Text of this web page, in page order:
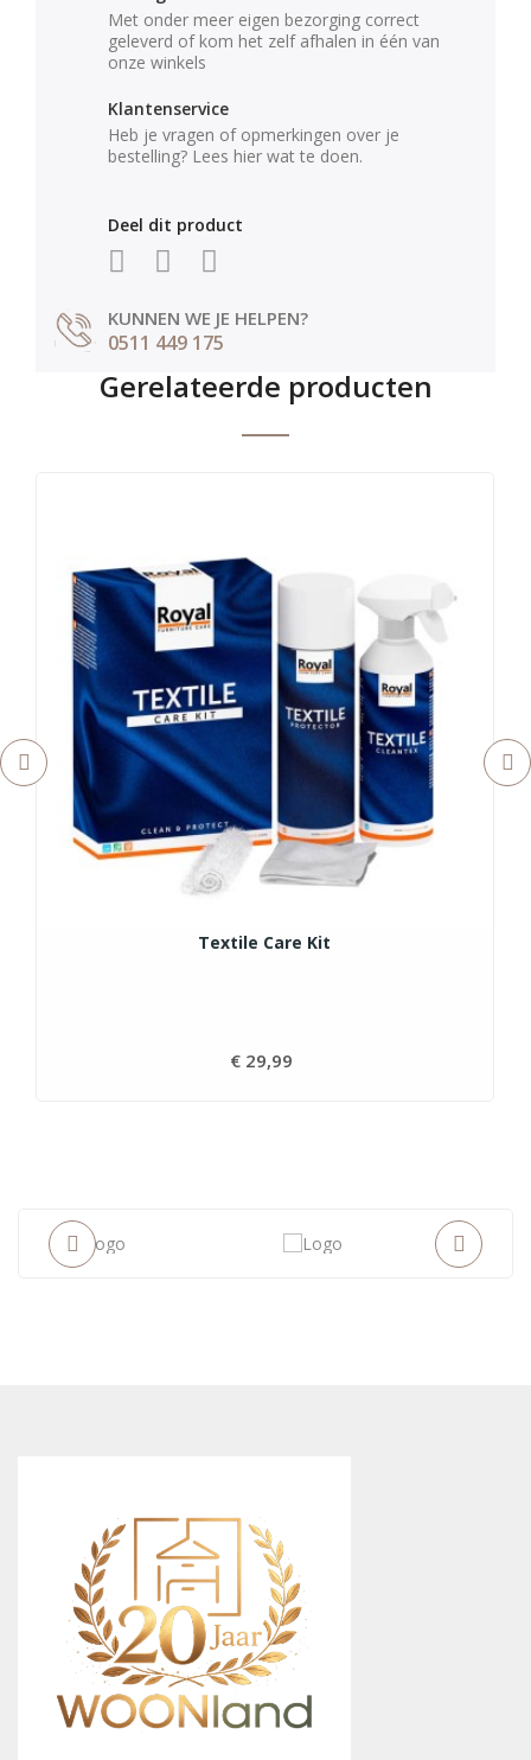
Met onder meer eigen bezorging correct
geleverd of kom het zelf afhalen in één van
onze winkels
Klantenservice
Heb je vragen of opmerkingen over je
bestelling? Lees hier wat te doen.
Deel dit product
KUNNEN WE JE HELPEN?
0511 449 175
Gerelateerde producten
Textile Care Kit
€ 29,99